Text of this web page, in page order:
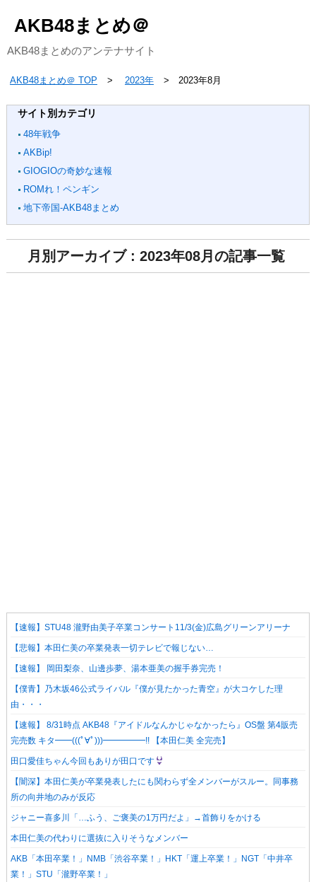
AKB48まとめ＠
AKB48まとめのアンテナサイト
AKB48まとめ＠ TOP 2023年 2023年8月
サイト別カテゴリ
48年戦争
AKBip!
GIOGIOの奇妙な速報
ROMれ！ペンギン
地下帝国-AKB48まとめ
月別アーカイブ : 2023年08月の記事一覧
【速報】STU48 瀧野由美子卒業コンサート11/3(金)広島グリーンアリーナ
【悲報】本田仁美の卒業発表一切テレビで報じない…
【速報】 岡田梨奈、山邊歩夢、湯本亜美の握手券完売！
【僕青】乃木坂46公式ライバル『僕が見たかった青空』が大コケした理
由・・・
【速報】 8/31時点 AKB48『アイドルなんかじゃなかったら』OS盤 第4販売
完売数 キタ━━(((ﾟ∀ﾟ)))━━━━━!! 【本田仁美 全完売】
田口愛佳ちゃん今回もありが田口です
【闇深】本田仁美が卒業発表したにも関わらず全メンバーがスルー。同事務
所の向井地のみが反応
ジャニー喜多川「…ふう、ご褒美の1万円だよ」→首飾りをかける
本田仁美の代わりに選抜に入りそうなメンバー
AKB「本田卒業！」NMB「渋谷卒業！」HKT「運上卒業！」NGT「中井卒
業！」STU「瀧野卒業！」